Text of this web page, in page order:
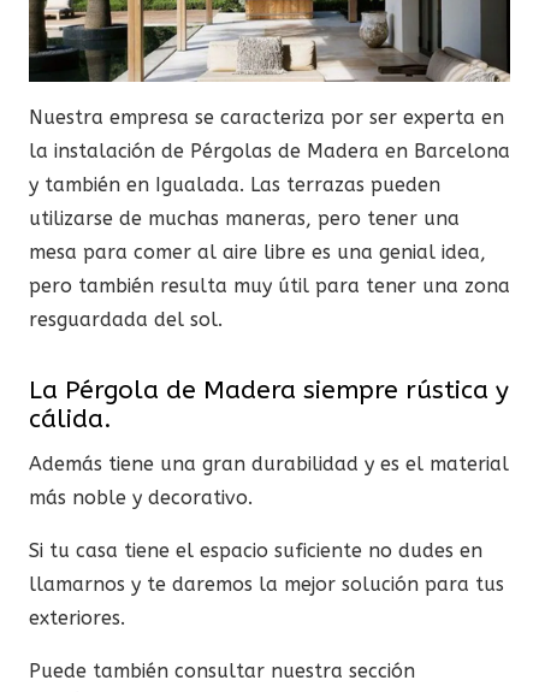
Nuestra empresa se caracteriza por ser experta en
la instalación de Pérgolas de Madera en Barcelona
y también en Igualada. Las terrazas pueden
utilizarse de muchas maneras, pero tener una
mesa para comer al aire libre es una genial idea,
pero también resulta muy útil para tener una zona
resguardada del sol.
La Pérgola de Madera siempre rústica y
cálida.
Además tiene una gran durabilidad y es el material
más noble y decorativo.
Si tu casa tiene el espacio suficiente no dudes en
llamarnos y te daremos la mejor solución para tus
exteriores.
Puede también consultar nuestra sección